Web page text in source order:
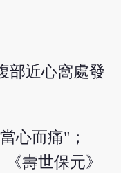
部近心窩處發
心而痛"；
壽世保元》